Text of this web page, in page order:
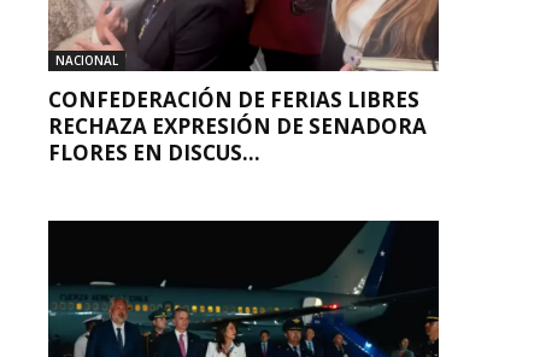
NACIONAL
CONFEDERACIÓN DE FERIAS LIBRES
RECHAZA EXPRESIÓN DE SENADORA
FLORES EN DISCUS...